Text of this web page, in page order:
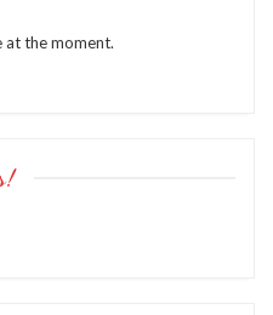
at the moment.